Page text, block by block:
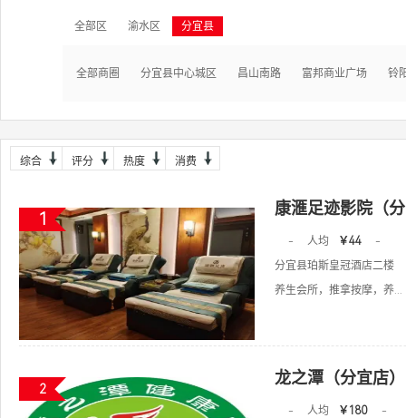
全部区 渝水区 分宜县
全部商圈 分宜县中心城区 昌山南路 富邦商业广场 铃
综合 评分 热度 消费
1
康滙足迹影院（
- 人均 ￥44
-
分宜县珀斯皇冠酒店二楼
养生会所，推拿按摩，养...
2
龙之潭（分宜店）
- 人均 ￥180
-